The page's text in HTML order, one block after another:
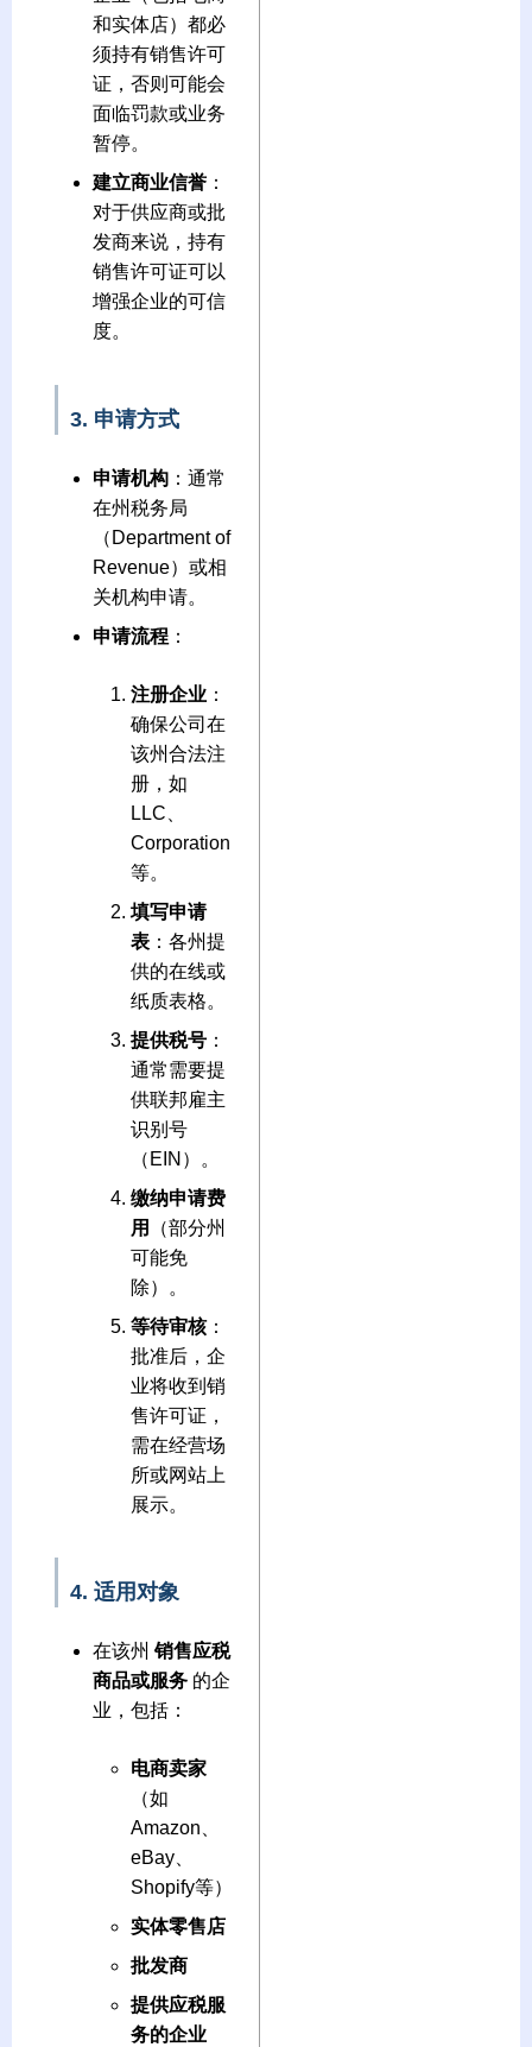
和实体店）都必
须持有销售许可
证，否则可能会
面临罚款或业务
暂停。
建立商业信誉 ：
对于供应商或批
发商来说，持有
销售许可证可以
增强企业的可信
度。
3. 申请方式
申请机构 ：通常
在州税务局
（Department of
Revenue）或相
关机构申请。
申请流程 ：
注册企业 ：
确保公司在
该州合法注
册，如
LLC、
Corporation
等。
填写申请
表 ：各州提
供的在线或
纸质表格。
提供税号 ：
通常需要提
供联邦雇主
识别号
（EIN）。
缴纳申请费
用
（部分州
可能免
除）。
等待审核：
批准后，企
业将收到销
售许可证，
需在经营场
所或网站上
展示。
4. 适用对象
在该州销售应税
商品或服务 的企
业，包括：
电商卖家
（如
Amazon、
eBay、
Shopify等）
实体零售店
批发商
提供应税服
务的企业